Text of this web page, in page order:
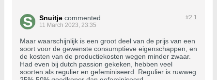
#2.1
Snuitje commented
11 March 2023, 23:35
Maar waarschijnlijk is een groot deel van de prijs van een
soort voor de gewenste consumptieve eigenschappen, en
de kosten van de productiekosten wegen minder zwaar.
Had even bij dutch passion gekeken, hebben veel
soorten als regulier en gefeminiseerd. Regulier is ruwweg